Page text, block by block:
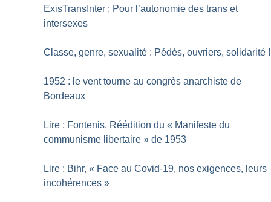
ExisTransInter : Pour l’autonomie des trans et
intersexes
Classe, genre, sexualité : Pédés, ouvriers, solidarité !
1952 : le vent tourne au congrès anarchiste de
Bordeaux
Lire : Fontenis, Réédition du « Manifeste du
communisme libertaire » de 1953
Lire : Bihr, « Face au Covid-19, nos exigences, leurs
incohérences »